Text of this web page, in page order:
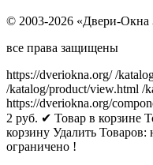
© 2003-2026 «Двери-Окна
все права защищены
https://dveriokna.org/ /
/katalog/product/view.html /
https://dveriokna.org/
2 руб. ✔ Товар в корзине
корзину Удалить Товаров:
ограничено !